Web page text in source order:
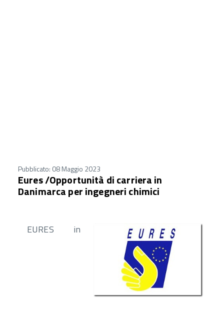
Pubblicato: 08 Maggio 2023
Eures /Opportunità di carriera in
Danimarca per ingegneri chimici
EURES in